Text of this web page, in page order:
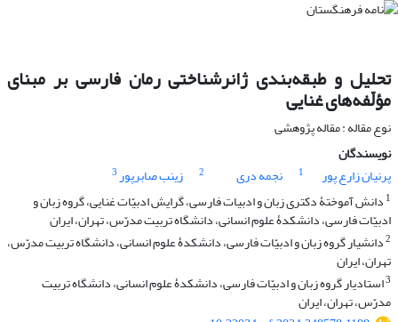
تحلیل و طبقه‌بندی ژانرشناختی رمان فارسی بر مبنای
مؤلّفه‌های غنایی
نوع مقاله : مقاله پژوهشی
نویسندگان
پرنیان زارع پور
1 نجمه دری 2 زینب صابرپور3
1 دانش آموختۀ دکتری زبان و ادبیات فارسی، گرایش ادبیّات غنایی، گروه زبان و
ادبیّات فارسی، دانشکدۀ علوم انسانی، دانشگاه تربیت مدرّس، تهران، ایران
2دانشیار گروه زبان و ادبیّات فارسی، دانشکدۀ علوم انسانی، دانشگاه تربیت مدرّس،
تهران، ایران
3استادیار گروه زبان و ادبیّات فارسی، دانشکدۀ علوم انسانی، دانشگاه تربیت
مدرّس، تهران، ایران